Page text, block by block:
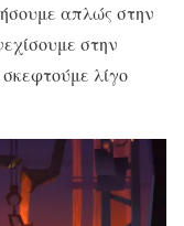
απλώς στην
στην
λίγο